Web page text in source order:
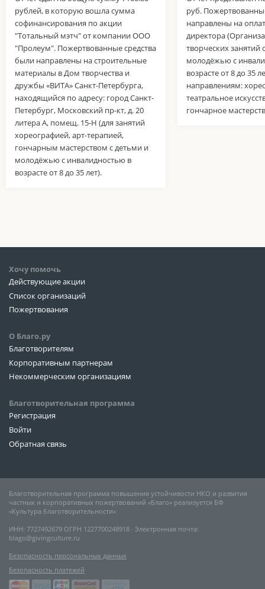
рублей, в которую вошла сумма
софинансирования по акции
"Тотальный мэтч" от компании ООО
"Пролеум". Пожертвованные средства
были направлены на строительные
материалы в Дом творчества и
дружбы «ВИТА» Санкт-Петербурга,
находящийся по адресу: город Санкт-
Петербург, Московский пр-кт, д. 20
литера А, помещ. 15-Н (для занятий
хореографией, арт-терапией,
гончарным мастерством с детьми и
молодёжью с инвалидностью в
возрасте от 8 до 35 лет).
руб.
направлены на
директора
творческих занятий
молодёжью с
возрасте от 8 до 35
направлениям:
театральное
гончарное
Хочу помочь
Действующие акции
Список организаций
Пожертвования
О Благо.ру
Благотворителям
Корпоративным партнерам
Некоммерческим организациям
Благотворительная программа
Регистрация
Войти
Обратная связь
Благотворительная программа повышения устойчивости НКО и развития
частных и корпоративных пожертвований «Благо» реализуется БФ
«Культура благотворительности»
ИНН: 7727492679 ОГРН 1227700248918 ∙ Электронная почта:
blago@givingculture.ru
Безопасность персональных данных
Безопасность платежей